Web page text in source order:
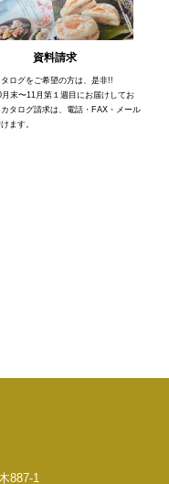
資料請求
ログをご希望の方は、是非!!
月末〜11月第１週目にお届けしてお
カタログ請求は、電話・FAX・メール
ます。
887-1